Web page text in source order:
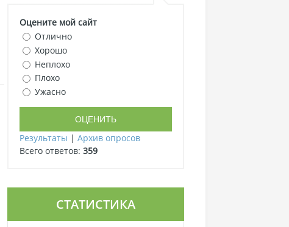
Оцените мой сайт
Отлично
Хорошо
Неплохо
Плохо
Ужасно
Результаты | Архив опросов
Всего ответов: 359
СТАТИСТИКА